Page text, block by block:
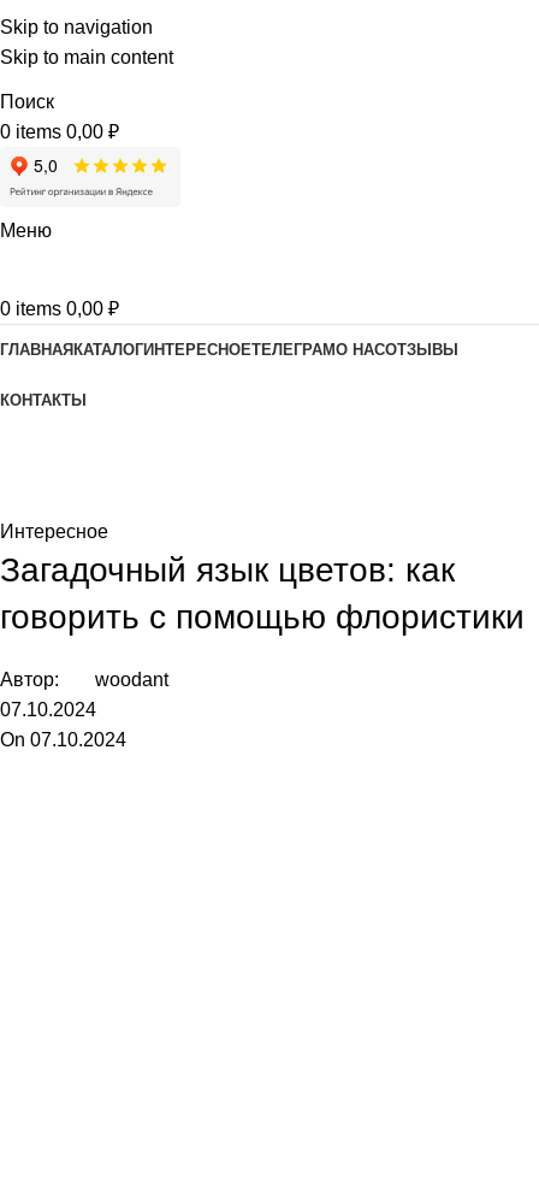
Skip to navigation
Skip to main content
Поиск
0 items 0,00 ₽
Меню
0 items 0,00 ₽
ГЛАВНАЯКАТАЛОГИНТЕРЕСНОЕТЕЛЕГРАМО НАСОТЗЫВЫ
КОНТАКТЫ
Интересное
Загадочный язык цветов: как
говорить с помощью флористики
Автор:
woodant
07.10.2024
On 07.10.2024